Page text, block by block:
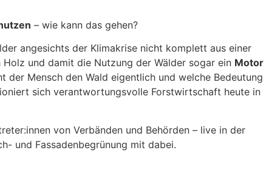
– wie kann das gehen?
angesichts der Klimakrise nicht komplett aus einer
und damit die Nutzung der Wälder sogar ein Motor
der Mensch den Wald eigentlich und welche Bedeutung
sich verantwortungsvolle Forstwirtschaft heute in
von Verbänden und Behörden – live in der
und Fassadenbegrünung mit dabei.